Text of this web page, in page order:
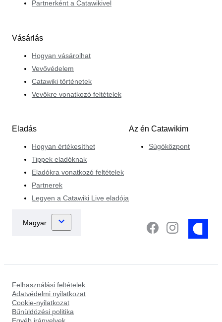
Partnerként a Catawikivel
Vásárlás
Hogyan vásárolhat
Vevővédelem
Catawiki történetek
Vevőkre vonatkozó feltételek
Eladás
Hogyan értékesíthet
Tippek eladóknak
Eladókra vonatkozó feltételek
Partnerek
Legyen a Catawiki Live eladója
Az én Catawikim
Súgóközpont
Felhasználási feltételek
Adatvédelmi nyilatkozat
Cookie-nyilatkozat
Bűnüldözési politika